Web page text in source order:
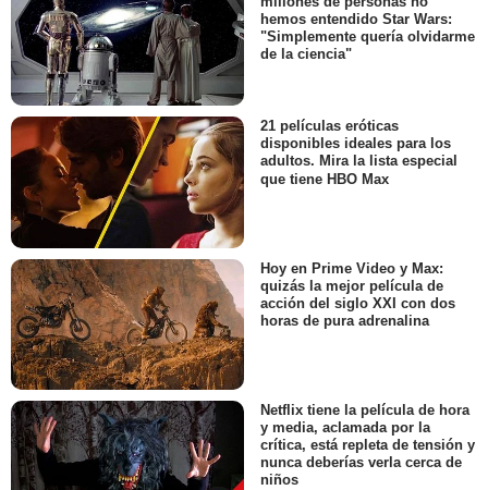
hemos entendido Star Wars:
"Simplemente quería olvidarme
de la ciencia"
21 películas eróticas
disponibles ideales para los
adultos. Mira la lista especial
que tiene HBO Max
Hoy en Prime Video y Max:
quizás la mejor película de
acción del siglo XXI con dos
horas de pura adrenalina
Netflix tiene la película de hora
y media, aclamada por la
crítica, está repleta de tensión y
nunca deberías verla cerca de
niños